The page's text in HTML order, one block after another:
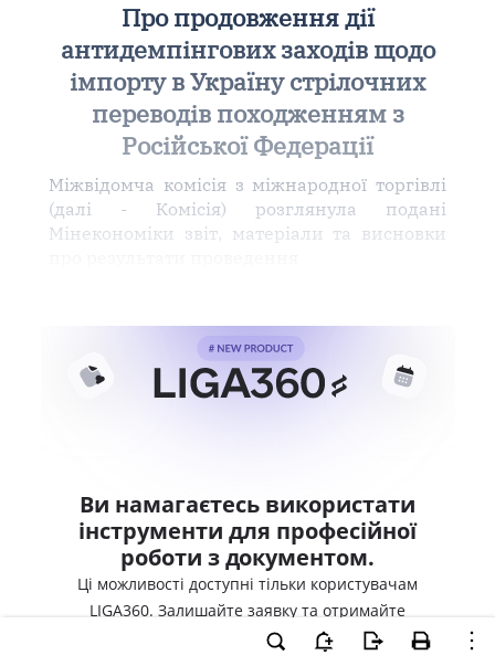
Про продовження дії
антидемпінгових заходів щодо
імпорту в Україну стрілочних
переводів походженням з
Російської Федерації
Міжвідомча комісія з міжнародної торгівлі
(далі - Комісія) розглянула подані
Мінекономіки звіт, матеріали та висновки
Ви намагаєтесь використати
інструменти для професійної
роботи з документом.
Ці можливості доступні тільки користувачам
LIGA360. Залишайте заявку та отримайте
доступ для професійної роботи прямо зараз.